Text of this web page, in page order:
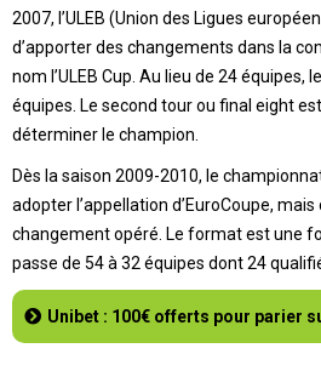
2007, l’ULEB (Union des Ligues
d’apporter des changements dans la
nom l’ULEB Cup. Au lieu de 24 équipes,
équipes. Le second tour ou final eight
déterminer le champion.
Dès la saison 2009-2010, le
adopter l’appellation d’EuroCoupe, mais
changement opéré. Le format est une
passe de 54 à 32 équipes dont 24
Unibet : 100€ offerts pour parier